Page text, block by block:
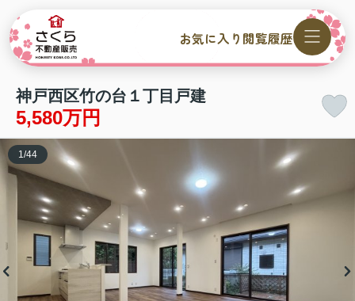
お気に入り 閲覧履歴
神戸西区竹の台１丁目戸建
5,580万円
1 /44